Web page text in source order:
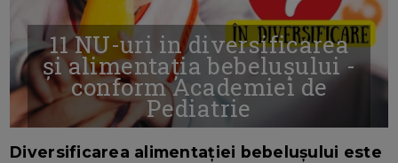
11 NU-uri in diversificarea
și alimentația bebelușului -
conform Academiei de
Pediatrie
Diversificarea alimentației bebelușului este